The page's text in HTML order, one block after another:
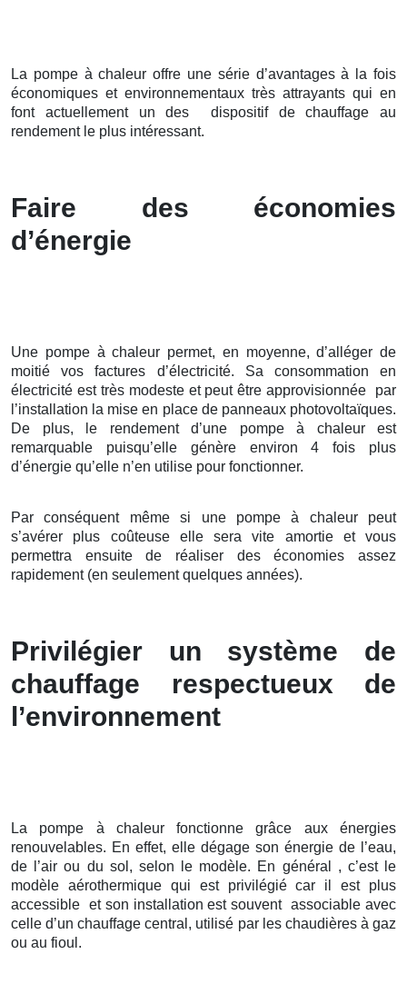
La pompe à chaleur offre une série d’avantages à la fois
économiques et environnementaux très attrayants qui en
font actuellement un des dispositif de chauffage au
rendement le plus intéressant.
Faire des économies
d’énergie
Une pompe à chaleur permet, en moyenne, d’alléger de
moitié vos factures d’électricité. Sa consommation en
électricité est très modeste et peut être approvisionnée par
l’installation la mise en place de panneaux photovoltaïques.
De plus, le rendement d’une pompe à chaleur est
remarquable puisqu’elle génère environ 4 fois plus
d’énergie qu’elle n’en utilise pour fonctionner.
Par conséquent même si une pompe à chaleur peut
s’avérer plus coûteuse elle sera vite amortie et vous
permettra ensuite de réaliser des économies assez
rapidement (en seulement quelques années).
Privilégier un système de
chauffage respectueux de
l’environnement
La pompe à chaleur fonctionne grâce aux énergies
renouvelables. En effet, elle dégage son énergie de l’eau,
de l’air ou du sol, selon le modèle. En général , c’est le
modèle aérothermique qui est privilégié car il est plus
accessible et son installation est souvent associable avec
celle d’un chauffage central, utilisé par les chaudières à gaz
ou au fioul.